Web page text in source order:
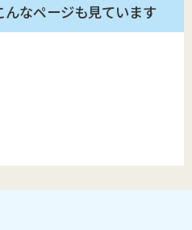
なページも見ています